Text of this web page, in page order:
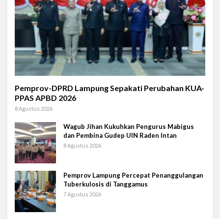
Pemprov-DPRD Lampung Sepakati Perubahan KUA-
PPAS APBD 2026
8 Agustus 2026
Wagub Jihan Kukuhkan Pengurus Mabigus
dan Pembina Gudep UIN Raden Intan
8 Agustus 2026
Pemprov Lampung Percepat Penanggulangan
Tuberkulosis di Tanggamus
7 Agustus 2026